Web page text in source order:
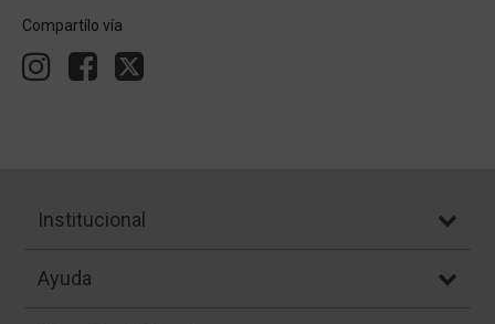
Compartílo vía
Institucional
Ayuda